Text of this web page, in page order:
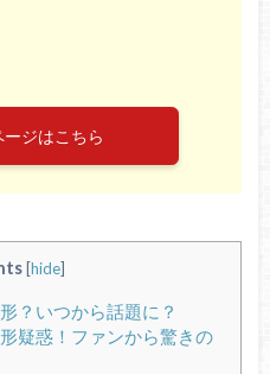
ジはこちら
[hide]
？いつから話題に？
疑惑！ファンから驚きの